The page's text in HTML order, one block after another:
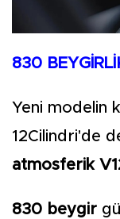
830
Yeni modelin
12Cilindri'de
atmosferik
830 beygir